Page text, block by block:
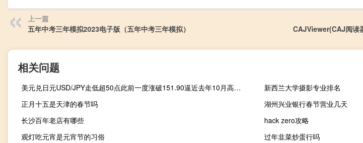
上一篇
五年中考三年模拟2023电子版（五年中考三年模拟）
CAJViewer(CAJ阅读
相关问题
美元兑日元USD/JPY走低超50点此前一度涨破151.90逼近去年10月高点151.944
新西兰大学摄影专业排名
正月十五是天津的春节吗
湖州兴业银行春节营业几天
长沙百年老店有哪些
hack zero攻略
观灯吃元宵是元宵节的习俗
过年韭菜炒蛋行吗